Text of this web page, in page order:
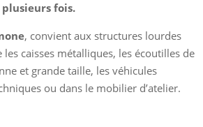
fois.
, convient aux structures lourdes
caisses métalliques, les écoutilles de
et grande taille, les véhicules
ou dans le mobilier d’atelier.